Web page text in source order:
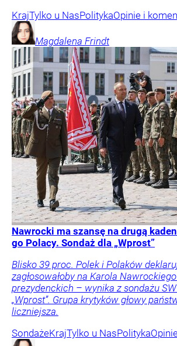
KrajTylko u NasPolitykaOpinie i
Magdalena Frindt
Nawrocki ma szansę na drugą
go Polacy. Sondaż dla „Wprost”
Blisko 39 proc. Polek i Polaków
zagłosowałoby na Karola
prezydenckich – wynika z sondażu
„Wprost”. Grupa krytyków głowy
liczniejsza.
SondażeKrajTylko u NasPolityka